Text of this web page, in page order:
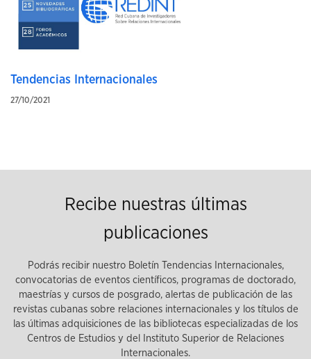
Tendencias Internacionales
27/10/2021
Recibe nuestras últimas
publicaciones
Podrás recibir nuestro Boletín Tendencias Internacionales,
convocatorias de eventos científicos, programas de doctorado,
maestrías y cursos de posgrado, alertas de publicación de las
revistas cubanas sobre relaciones internacionales y los títulos de
las últimas adquisiciones de las bibliotecas especializadas de los
Centros de Estudios y del Instituto Superior de Relaciones
Internacionales.